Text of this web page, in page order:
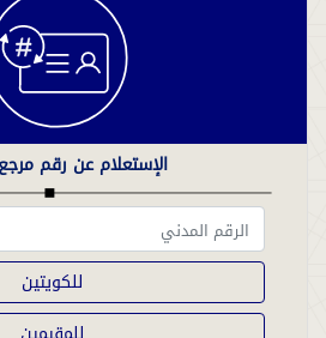
الإستعلام عن رقم مرجع
للكويتين